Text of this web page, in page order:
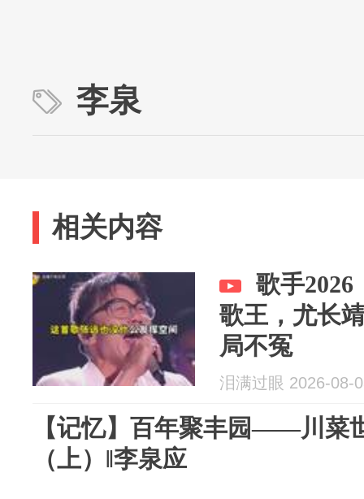
李泉
相关内容
歌手
歌王，尤长
局不冤
泪满过眼 2026-08-
【记忆】百年聚丰园——川菜
（上）‖李泉应